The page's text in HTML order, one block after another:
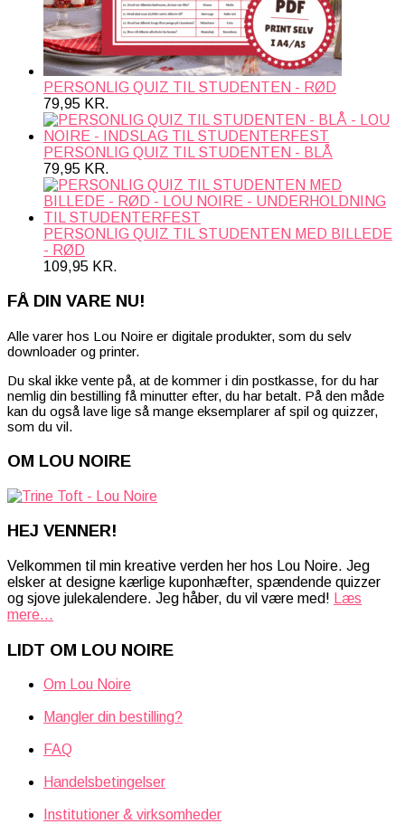
PERSONLIG QUIZ TIL STUDENTEN - RØD
79,95 KR.
PERSONLIG QUIZ TIL STUDENTEN - BLÅ
79,95 KR.
PERSONLIG QUIZ TIL STUDENTEN MED BILLEDE
- RØD
109,95 KR.
FÅ DIN VARE NU!
Alle varer hos Lou Noire er digitale produkter, som du selv
downloader og printer.
Du skal ikke vente på, at de kommer i din postkasse, for du har
nemlig din bestilling få minutter efter, du har betalt. På den måde
kan du også lave lige så mange eksemplarer af spil og quizzer,
som du vil.
OM LOU NOIRE
HEJ VENNER!
Velkommen til min kreative verden her hos Lou Noire. Jeg
elsker at designe kærlige kuponhæfter, spændende quizzer
og sjove julekalendere. Jeg håber, du vil være med!
Læs
mere...
LIDT OM LOU NOIRE
Om Lou Noire
Mangler din bestilling?
FAQ
Handelsbetingelser
Institutioner & virksomheder